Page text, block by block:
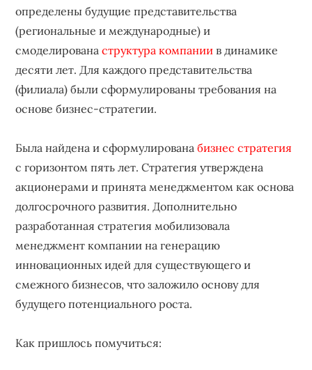
определены будущие представительства
(региональные и международные) и
смоделированаструктура компании в динамике
десяти лет. Для каждого представительства
(филиала) были сформулированы требования на
основе бизнес-стратегии.
Была найдена и сформулированабизнес стратегия
с горизонтом пять лет. Стратегия утверждена
акционерами и принята менеджментом как основа
долгосрочного развития. Дополнительно
разработанная стратегия мобилизовала
менеджмент компании на генерацию
инновационных идей для существующего и
смежного бизнесов, что заложило основу для
будущего потенциального роста.
Как пришлось помучиться: